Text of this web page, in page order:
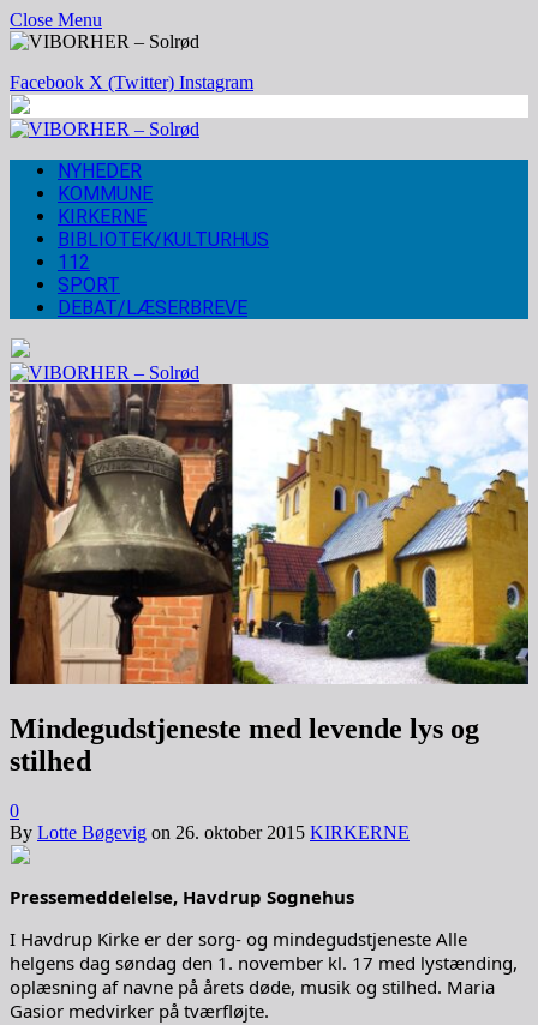
Close Menu
Facebook X (Twitter) Instagram
NYHEDER
KOMMUNE
KIRKERNE
BIBLIOTEK/KULTURHUS
112
SPORT
DEBAT/LÆSERBREVE
Mindegudstjeneste med levende lys og
stilhed
0
By Lotte Bøgevig on 26. oktober 2015 KIRKERNE
Pressemeddelelse, Havdrup Sognehus
I Havdrup Kirke er der sorg- og mindegudstjeneste Alle
helgens dag søndag den 1. november kl. 17 med lystænding,
oplæsning af navne på årets døde, musik og stilhed. Maria
Gasior medvirker på tværfløjte.